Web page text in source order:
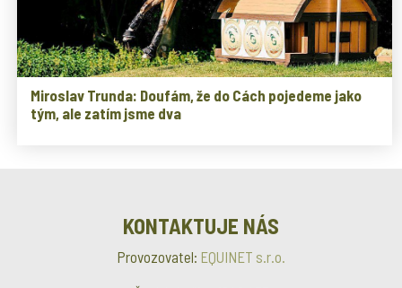
Miroslav Trunda: Doufám, že do Cách pojedeme jako
tým, ale zatím jsme dva
KONTAKTUJE NÁS
Provozovatel: EQUINET s.r.o.